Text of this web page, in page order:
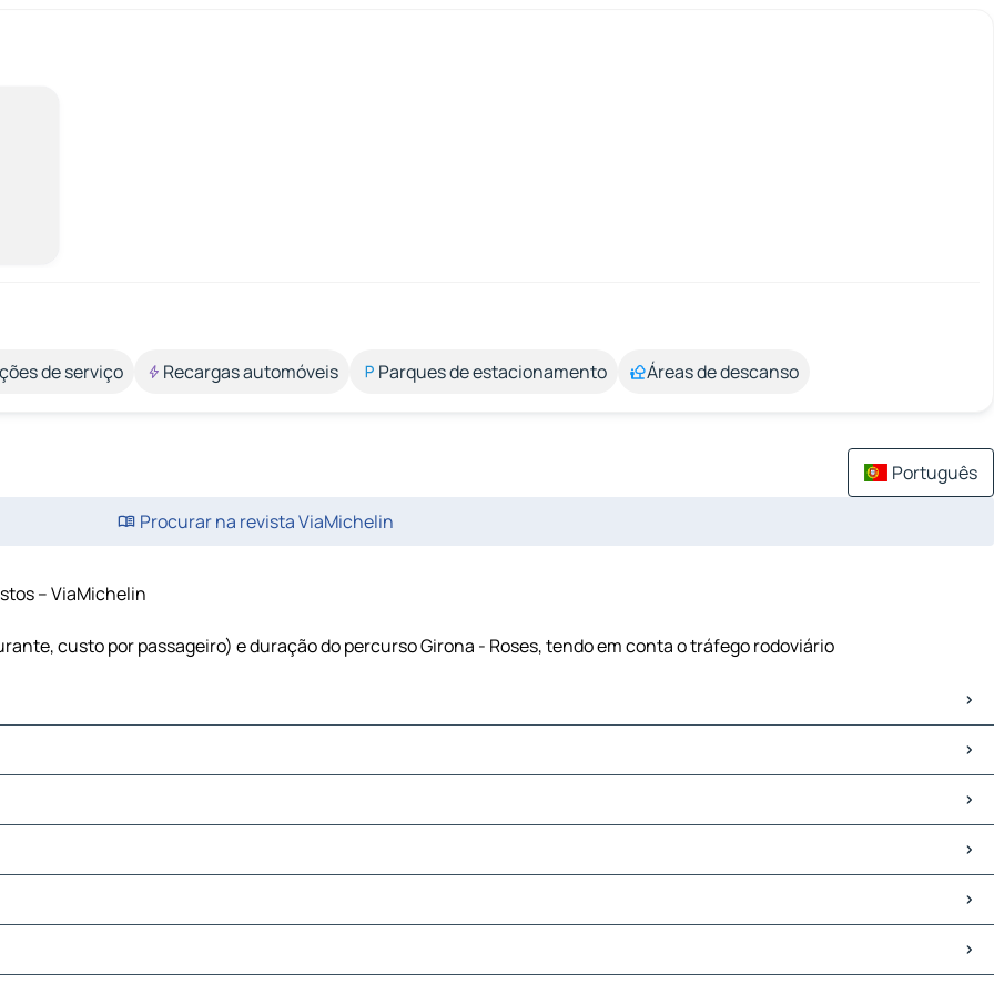
de serviço Recargas automóveis Parques de estacionamento Áreas de descanso
Português
Procurar na revista ViaMichelin
– ViaMichelin
custo por passageiro) e duração do percurso Girona - Roses, tendo em conta o tráfego rodoviário